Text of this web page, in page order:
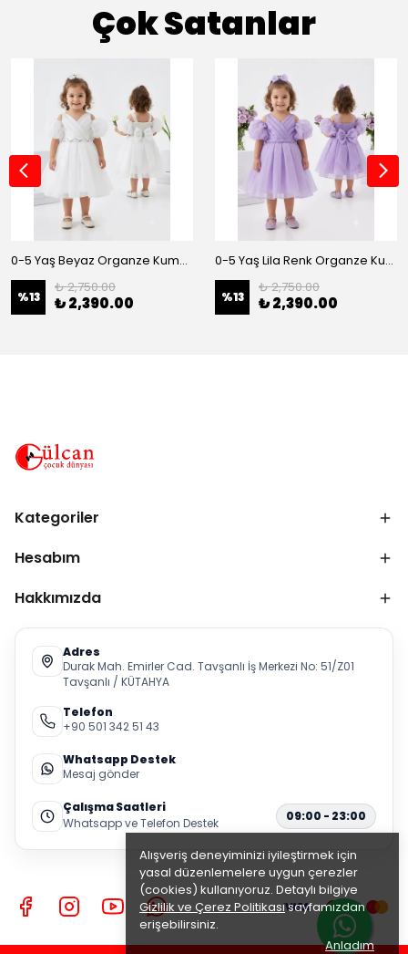
Alışveriş deneyiminizi iyileştirmek için
yasal düzenlemelere uygun çerezler
(cookies) kullanıyoruz. Detaylı bilgiye
Gizlilik ve Çerez Politikasısayfamızdan
erişebilirsiniz.
Anladım
Çok Satanlar
0-5 Yaş Beyaz Organze Kumaş Bel İnci Kemerli Midi Boy Arkası Lastikli Abiye
%13
₺ 2,750.00
₺ 2,390.00
0-5 Yaş Lila Renk Organze Kumaş Bel İnci Kemerli Midi Boy Arkası Lastikli Abiye
%13
₺ 2,750.00
₺ 2,390.00
Kategoriler
Hesabım
Hakkımızda
Adres
Durak Mah. Emirler Cad. Tavşanlı İş Merkezi No: 51/Z01
Tavşanlı / KÜTAHYA
Telefon
+90 501 342 51 43
Whatsapp Destek
Mesaj gönder
Çalışma Saatleri
Whatsapp ve Telefon Destek
09:00 - 23:00